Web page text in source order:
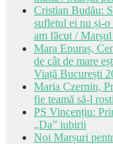
Cristian Budău:
sufletul ei nu și-o
am făcut /
Mara Epuraș,
de cât de mare
Viață București
Maria Czernin,
fie teamă să-l
PS Vincențiu:
„Da” iubirii
Noi Marșuri